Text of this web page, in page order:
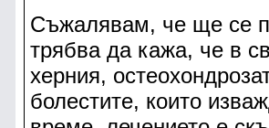
Съжалявам, че ще се
трябва да кажа, че в
херния,
болестите, които